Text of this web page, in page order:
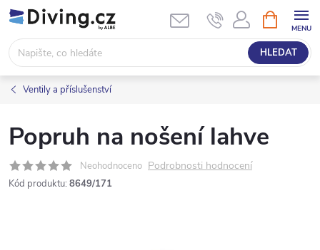
Přejít
na
obsah
HLEDAT
NÁKUPNÍ
KOŠÍK
Ventily a příslušenství
Popruh na nošení lahve
Neohodnoceno Podrobnosti hodnocení
Kód produktu: 8649/171